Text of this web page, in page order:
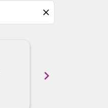
close
chevron_right